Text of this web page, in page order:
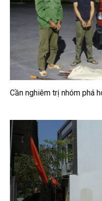
Cần nghiêm trị nhóm phá